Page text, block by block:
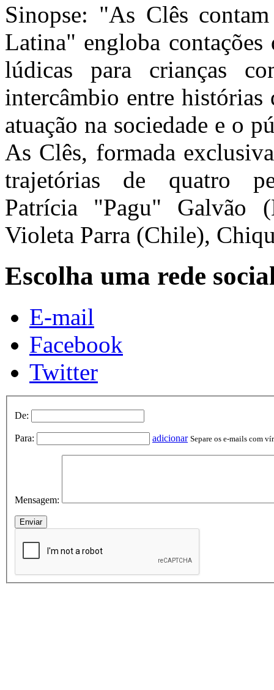
Sinopse: "As Clês
Latina" engloba
lúdicas para crianças
intercâmbio entre histórias
atuação na sociedade e o
As Clês, formada
trajetórias de quatro
Patrícia "Pagu" Galvão
Violeta Parra (Chile),
Escolha uma rede
E-mail
Facebook
Twitter
De:
Para: adicionar Separe os e-mails com
Mensagem: